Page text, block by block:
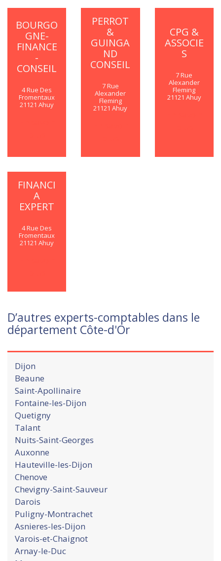
BOURGO
GNE-
FINANCE
-
CONSEIL
4 Rue Des
Fromentaux
21121 Ahuy
PERROT
&
GUINGA
ND
CONSEIL
7 Rue
Alexander
Fleming
21121 Ahuy
CPG &
ASSOCIE
S
7 Rue
Alexander
Fleming
21121 Ahuy
FINANCI
A
EXPERT
4 Rue Des
Fromentaux
21121 Ahuy
D’autres experts-comptables dans le
département Côte-d'Or
Dijon
Beaune
Saint-Apollinaire
Fontaine-les-Dijon
Quetigny
Talant
Nuits-Saint-Georges
Auxonne
Hauteville-les-Dijon
Chenove
Chevigny-Saint-Sauveur
Darois
Puligny-Montrachet
Asnieres-les-Dijon
Varois-et-Chaignot
Arnay-le-Duc